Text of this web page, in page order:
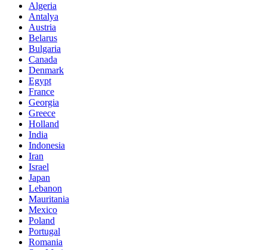
Algeria
Antalya
Austria
Belarus
Bulgaria
Canada
Denmark
Egypt
France
Georgia
Greece
Holland
India
Indonesia
Iran
Israel
Japan
Lebanon
Mauritania
Mexico
Poland
Portugal
Romania